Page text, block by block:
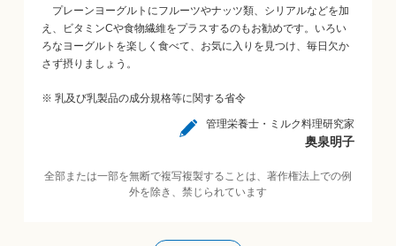
プレーンヨーグルトにフルーツやナッツ類、シリアルなどを加
え、ビタミンCや食物繊維をプラスするのもお勧めです。いろい
ろなヨーグルトを楽しく食べて、お気に入りを見つけ、毎日欠か
さず摂りましょう。
※ 乳及び乳製品の成分規格等に関する省令
管理栄養士・ミルク料理研究家
奥泉明子
全部または一部を無断で複写複製することは、著作権法上での例
外を除き、禁じられています